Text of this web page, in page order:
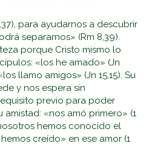
para ayudarnos a descubrir
separarnos» (Rm 8,39).
porque Cristo mismo lo
«los he amado» (Jn
llamo amigos» (Jn 15,15). Su
y nos espera sin
previo para poder
«nos amó primero» (1
hemos conocido el
creído» en ese amor (1